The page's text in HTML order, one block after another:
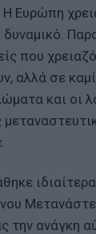
Ευρώπη
που
αλλά σε
και οι
την ανάγκη